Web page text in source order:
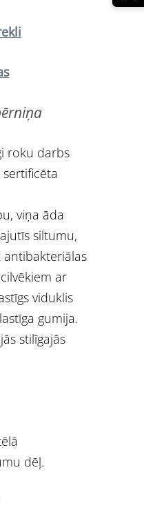
roku darbs
viņa āda
siltumu,
antibakteriālas
ar
viduklis
gumija.
stilīgajās
dēļ.